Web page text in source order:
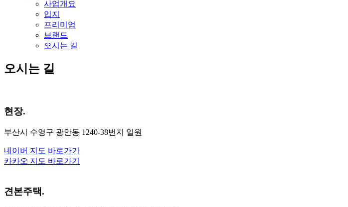
사업개요
입지
프리미엄
브랜드
오시는 길
오시는 길
현장.
부산시 수영구 광안동 1240-38번지 일원
네이버 지도 바로가기
카카오 지도 바로가기
견본주택.